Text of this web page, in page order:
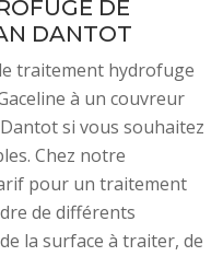
DE
DANTOT
traitement hydrofuge
à un couvreur
si vous souhaitez
Chez notre
pour un traitement
de différents
la surface à traiter, de